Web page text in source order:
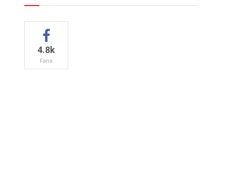
4.8k
Fans